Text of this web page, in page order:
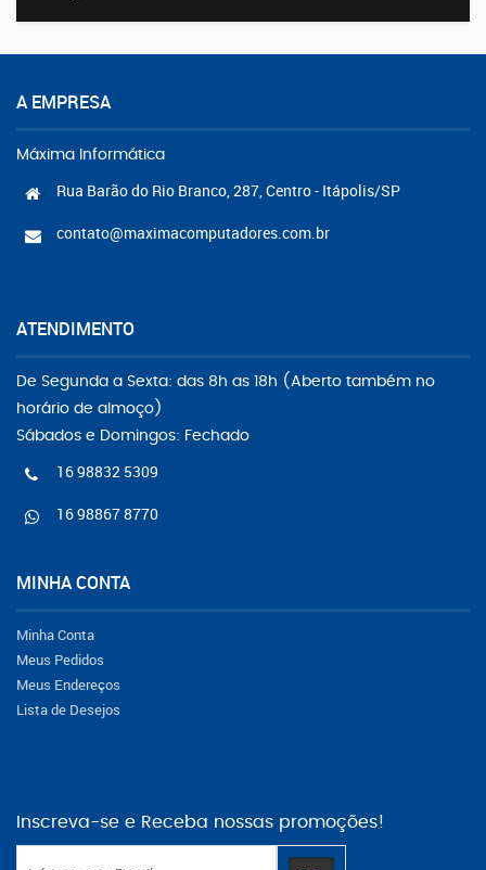
A EMPRESA
Máxima Informática
Rua Barão do Rio Branco, 287, Centro - Itápolis/SP
contato@maximacomputadores.com.br
ATENDIMENTO
De Segunda a Sexta: das 8h as 18h (Aberto também no
horário de almoço)
Sábados e Domingos: Fechado
16 98832 5309
16 98867 8770
MINHA CONTA
Minha Conta
Meus Pedidos
Meus Endereços
Lista de Desejos
Inscreva-se e Receba nossas promoções!